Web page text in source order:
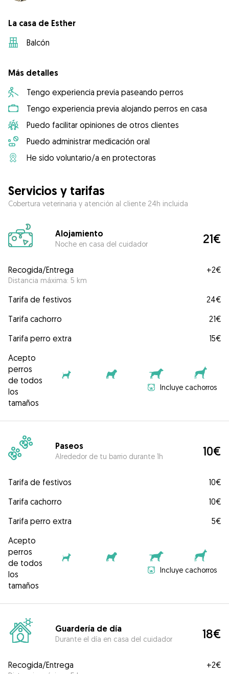
La casa de Esther
Balcón
Más detalles
Tengo experiencia previa paseando perros
Tengo experiencia previa alojando perros en casa
Puedo facilitar opiniones de otros clientes
Puedo administrar medicación oral
He sido voluntario/a en protectoras
Servicios y tarifas
Cobertura veterinaria y atención al cliente 24h incluida
Alojamiento
Noche en casa del cuidador 21€
Recogida/Entrega
Distancia máxima: 5 km
+2€
Tarifa de festivos
24€
Tarifa cachorro
21€
Tarifa perro extra
15€
Acepto
perros
de todos
los
tamaños
Incluye cachorros
Paseos
Alrededor de tu barrio durante 1h 10€
Tarifa de festivos
10€
Tarifa cachorro
10€
Tarifa perro extra
5€
Acepto
perros
de todos
los
tamaños
Incluye cachorros
Guardería de día
Durante el día en casa del cuidador 18€
Recogida/Entrega +2€